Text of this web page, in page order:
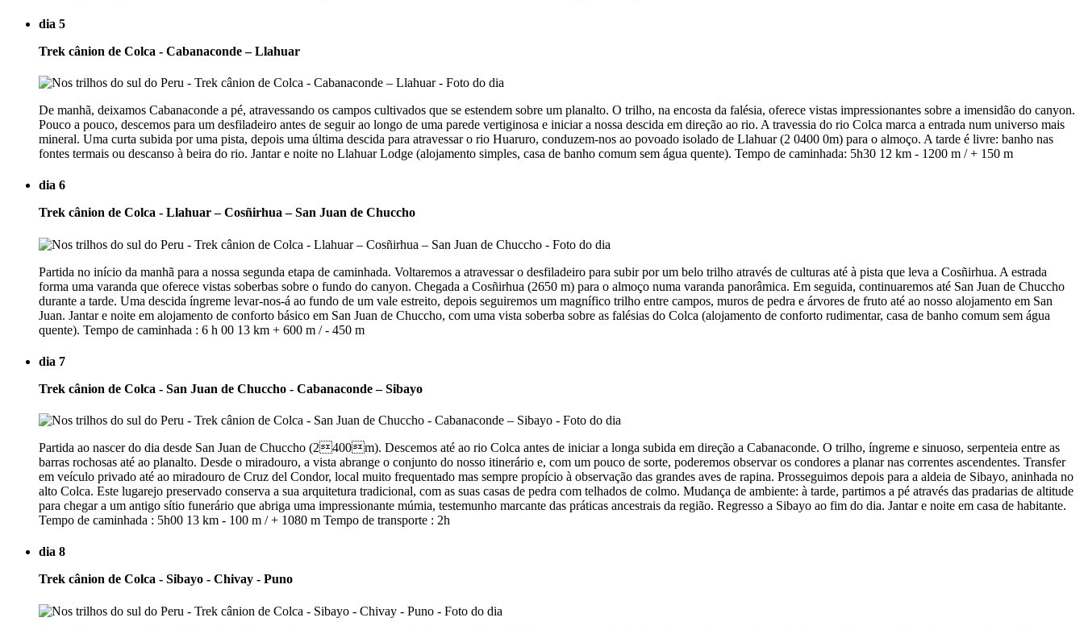
dia 5
Trek cânion de Colca - Cabanaconde – Llahuar
De manhã, deixamos Cabanaconde a pé, atravessando os campos cultivados que se estendem sobre um planalto. O trilho, na encosta da falésia, oferece vistas impressionantes sobre a imensidão do canyon.
Pouco a pouco, descemos para um desfiladeiro antes de seguir ao longo de uma parede vertiginosa e iniciar a nossa descida em direção ao rio. A travessia do rio Colca marca a entrada num universo mais
mineral. Uma curta subida por uma pista, depois uma última descida para atravessar o rio Huaruro, conduzem-nos ao povoado isolado de Llahuar (2 0400 0m) para o almoço. A tarde é livre: banho nas
fontes termais ou descanso à beira do rio. Jantar e noite no Llahuar Lodge (alojamento simples, casa de banho comum sem água quente). Tempo de caminhada: 5h30 12 km - 1200 m / + 150 m
dia 6
Trek cânion de Colca - Llahuar – Cosñirhua – San Juan de Chuccho
Partida no início da manhã para a nossa segunda etapa de caminhada. Voltaremos a atravessar o desfiladeiro para subir por um belo trilho através de culturas até à pista que leva a Cosñirhua. A estrada
forma uma varanda que oferece vistas soberbas sobre o fundo do canyon. Chegada a Cosñirhua (2650 m) para o almoço numa varanda panorâmica. Em seguida, continuaremos até San Juan de Chuccho
durante a tarde. Uma descida íngreme levar-nos-á ao fundo de um vale estreito, depois seguiremos um magnífico trilho entre campos, muros de pedra e árvores de fruto até ao nosso alojamento em San
Juan. Jantar e noite em alojamento de conforto básico em San Juan de Chuccho, com uma vista soberba sobre as falésias do Colca (alojamento de conforto rudimentar, casa de banho comum sem água
quente). Tempo de caminhada : 6 h 00 13 km + 600 m / - 450 m
dia 7
Trek cânion de Colca - San Juan de Chuccho - Cabanaconde – Sibayo
Partida ao nascer do dia desde San Juan de Chuccho (2400m). Descemos até ao rio Colca antes de iniciar a longa subida em direção a Cabanaconde. O trilho, íngreme e sinuoso, serpenteia entre as
barras rochosas até ao planalto. Desde o miradouro, a vista abrange o conjunto do nosso itinerário e, com um pouco de sorte, poderemos observar os condores a planar nas correntes ascendentes. Transfer
em veículo privado até ao miradouro de Cruz del Condor, local muito frequentado mas sempre propício à observação das grandes aves de rapina. Prosseguimos depois para a aldeia de Sibayo, aninhada no
alto Colca. Este lugarejo preservado conserva a sua arquitetura tradicional, com as suas casas de pedra com telhados de colmo. Mudança de ambiente: à tarde, partimos a pé através das pradarias de altitude
para chegar a um antigo sítio funerário que abriga uma impressionante múmia, testemunho marcante das práticas ancestrais da região. Regresso a Sibayo ao fim do dia. Jantar e noite em casa de habitante.
Tempo de caminhada : 5h00 13 km - 100 m / + 1080 m Tempo de transporte : 2h
dia 8
Trek cânion de Colca - Sibayo - Chivay - Puno